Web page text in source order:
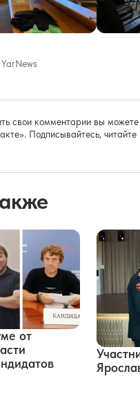
свои комментарии вы
Подписывайтесь, читайте
от